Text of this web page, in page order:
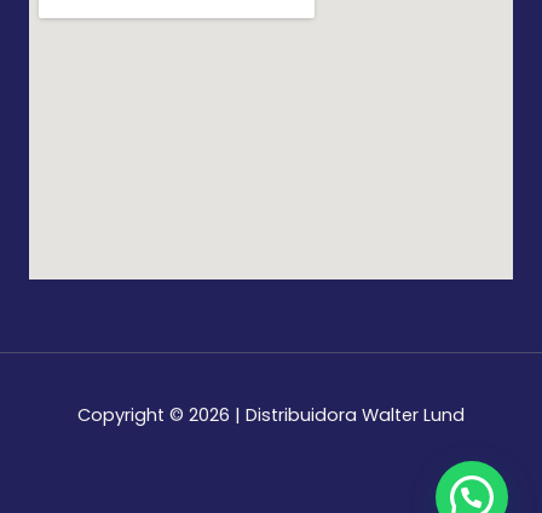
Copyright © 2026 | Distribuidora Walter Lund